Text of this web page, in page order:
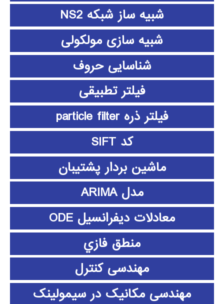
شبیه ساز شبکه NS2
شبیه سازی مولکولی
شناسایی حروف
فیلتر تطبیقی
فیلتر ذره particle filter
کد SIFT
ماشین بردار پشتیبان
مدل ARIMA
معادلات دیفرانسیل ODE
منطق فازي
مهندسی کنترل
مهندسی مکانیک در سیمولینک